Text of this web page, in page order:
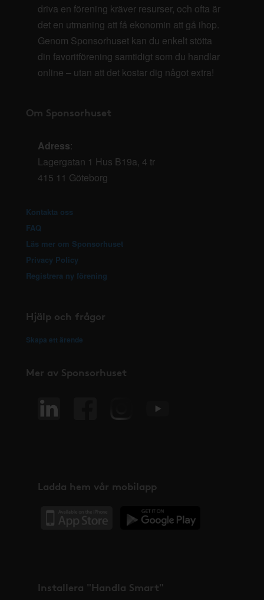
driva en förening kräver resurser, och ofta är
det en utmaning att få ekonomin att gå ihop.
Genom Sponsorhuset kan du enkelt stötta
din favoritförening samtidigt som du handlar
online – utan att det kostar dig något extra!
Om Sponsorhuset
Adress:
Lagergatan 1 Hus B19a, 4 tr
415 11 Göteborg
Kontakta oss
FAQ
Läs mer om Sponsorhuset
Privacy Policy
Registrera ny förening
Hjälp och frågor
Skapa ett ärende
Mer av Sponsorhuset
Ladda hem vår mobilapp
Installera "Handla Smart"